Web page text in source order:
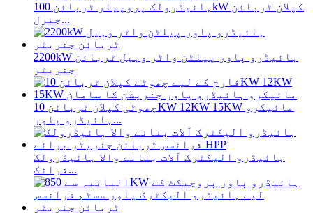
ہائیڈرولک پروپیلر ٹربائن 100kW کپلان ٹربائن
جنرل...
2200kW ہائیڈرو پاور پیلٹن واٹر وہیل ٹربائن
جنریٹر
چھوٹی کپلان ٹربائن 10KW 12KW 15KW مائیکرو
ہائیڈرو پاور...
ہائیڈرو الیکٹرک آلات بنانے والا ہائیڈرولک
فرانک...